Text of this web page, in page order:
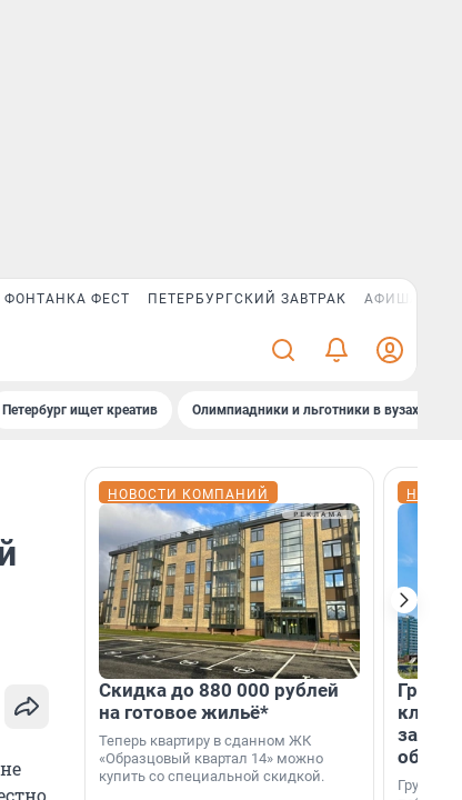
ФОНТАНКА ФЕСТ ПЕТЕРБУРГСКИЙ ЗАВТРАК АФИША PLUS
Петербург ищет креатив Олимпиадники и льготники в вузах СПб
НОВОСТИ КОМПАНИЙ
Скидка до 880 000 рублей
на готовое жильё*
Теперь квартиру в сданном ЖК
«Образцовый квартал 14» можно
купить со специальной скидкой.
Группа